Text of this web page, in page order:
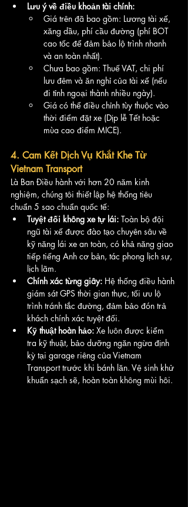
Lưu ý về điều khoản tài chính:
Giá trên đã bao gồm: Lương tài xế,
xăng dầu, phí cầu đường (phí BOT
cao tốc để đảm bảo lộ trình nhanh
và an toàn nhất).
Chưa bao gồm: Thuế VAT, chi phí
lưu đêm và ăn nghỉ của tài xế (nếu
đi tỉnh ngoại thành nhiều ngày).
Giá có thể điều chỉnh tùy thuộc vào
thời điểm đặt xe (Dịp lễ Tết hoặc
mùa cao điểm MICE).
4. Cam Kết Dịch Vụ Khắt Khe Từ
Vietnam Transport
Là Ban Điều hành với hơn 20 năm kinh
nghiệm, chúng tôi thiết lập hệ thống tiêu
chuẩn 5 sao chuẩn quốc tế:
Tuyệt đối không xe tự lái: Toàn bộ đội
ngũ tài xế được đào tạo chuyên sâu về
kỹ năng lái xe an toàn, có khả năng giao
tiếp tiếng Anh cơ bản, tác phong lịch sự,
lịch lãm.
Chính xác từng giây: Hệ thống điều hành
giám sát GPS thời gian thực, tối ưu lộ
trình tránh tắc đường, đảm bảo đón trả
khách chính xác tuyệt đối.
Kỹ thuật hoàn hảo: Xe luôn được kiểm
tra kỹ thuật, bảo dưỡng ngăn ngừa định
kỳ tại garage riêng của Vietnam
Transport trước khi bánh lăn. Vệ sinh khử
khuẩn sạch sẽ, hoàn toàn không mùi hôi.